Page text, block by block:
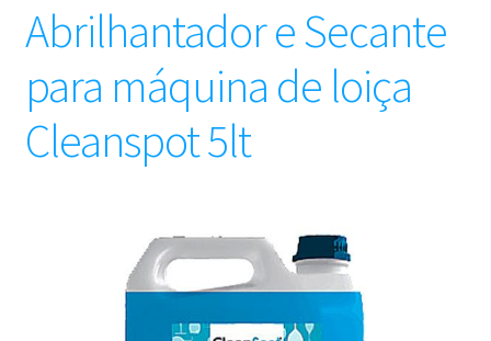
Português
Abrilhantador e Secante
para máquina de loiça
Cleanspot 5lt